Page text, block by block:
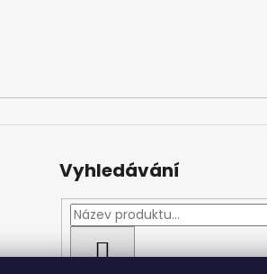
Vyhledávání
HLEDAT